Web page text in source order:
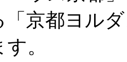
「京都ヨル
。